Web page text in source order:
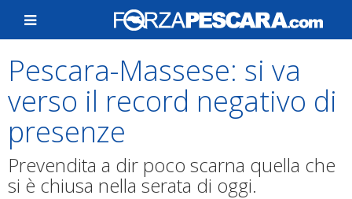
Pescara-Massese: si va
verso il record negativo di
presenze
Prevendita a dir poco scarna quella che
si è chiusa nella serata di oggi.